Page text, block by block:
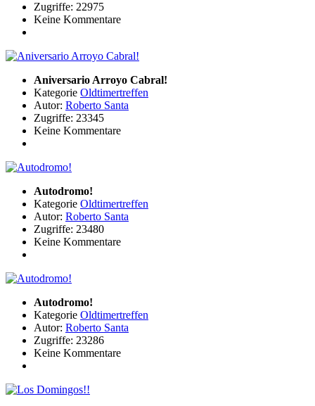
Zugriffe: 22975
Keine Kommentare
Aniversario Arroyo Cabral!
Kategorie Oldtimertreffen
Autor: Roberto Santa
Zugriffe: 23345
Keine Kommentare
Autodromo!
Kategorie Oldtimertreffen
Autor: Roberto Santa
Zugriffe: 23480
Keine Kommentare
Autodromo!
Kategorie Oldtimertreffen
Autor: Roberto Santa
Zugriffe: 23286
Keine Kommentare